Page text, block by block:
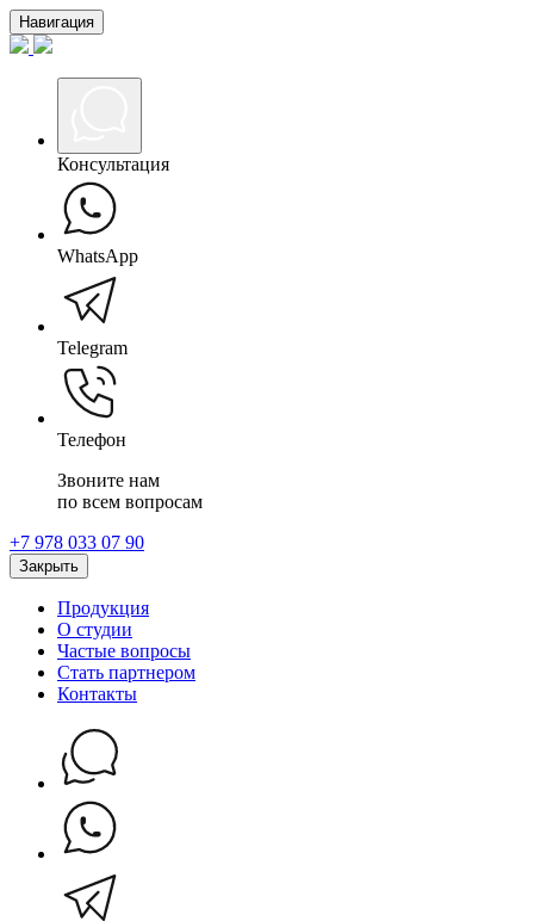
Навигация
Консультация
WhatsApp
Telegram
Телефон
Звоните нам
по всем вопросам
+7 978 033 07 90
Закрыть
Продукция
О студии
Частые вопросы
Стать партнером
Контакты